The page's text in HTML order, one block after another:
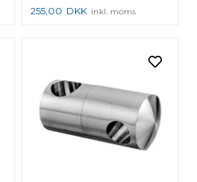
255,00 DKK inkl. moms